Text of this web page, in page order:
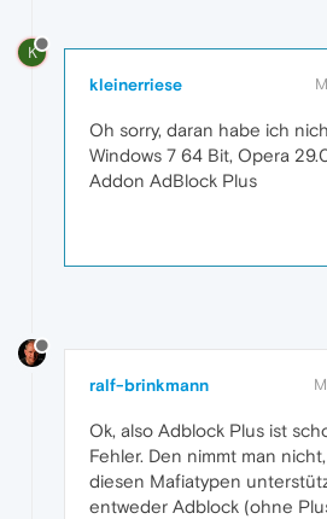
K
kleinerriese
Oh sorry, daran habe ich
Windows 7 64 Bit, Opera
Addon AdBlock Plus
ralf-brinkmann
Ok, also Adblock Plus ist
Fehler. Den nimmt man
diesen Mafiatypen
entweder Adblock (ohne